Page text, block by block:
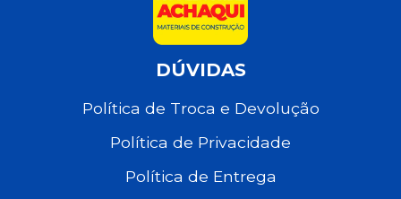
DÚVIDAS
Política de Troca e Devolução
Política de Privacidade
Política de Entrega